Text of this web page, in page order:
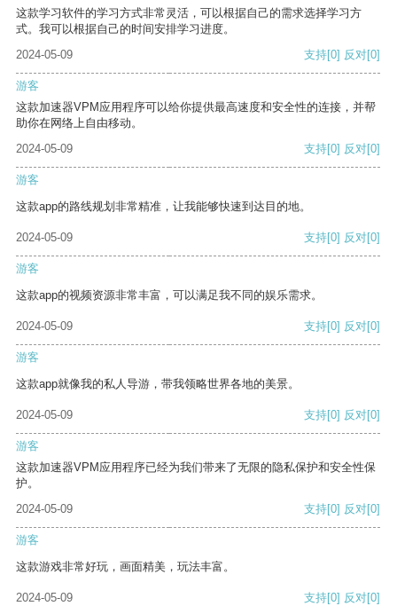
这款学习软件的学习方式非常灵活，可以根据自己的需求选择学习方
式。我可以根据自己的时间安排学习进度。
2024-05-09
支持[0] 反对[0]
游客
这款加速器VPM应用程序可以给你提供最高速度和安全性的连接，并帮
助你在网络上自由移动。
2024-05-09
支持[0] 反对[0]
游客
这款app的路线规划非常精准，让我能够快速到达目的地。
2024-05-09 支持[0] 反对[0]
游客
这款app的视频资源非常丰富，可以满足我不同的娱乐需求。
2024-05-09 支持[0] 反对[0]
游客
这款app就像我的私人导游，带我领略世界各地的美景。
2024-05-09 支持[0] 反对[0]
游客
这款加速器VPM应用程序已经为我们带来了无限的隐私保护和安全性保
护。
2024-05-09
支持[0] 反对[0]
游客
这款游戏非常好玩，画面精美，玩法丰富。
2024-05-09 支持[0] 反对[0]